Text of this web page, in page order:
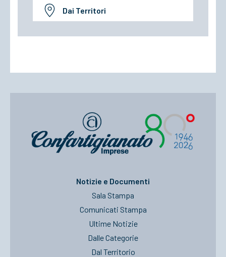
Dai Territori
Notizie e Documenti
Sala Stampa
Comunicati Stampa
Ultime Notizie
Dalle Categorie
Dal Territorio